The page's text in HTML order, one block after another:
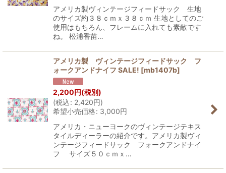
アメリカ製ヴィンテージフィードサック 生地
のサイズ約３８ｃｍｘ３８ｃｍ 生地としてのご
使用はもちろん、フレームに入れても素敵です
ね。 松浦香苗…
アメリカ製 ヴィンテージフィードサック フ
ォークアンドナイフ SALE! [mb1407b]
2,200円(税別)
(税込: 2,420円)
希望小売価格: 3,000円
アメリカ・ニューヨークのヴィンテージテキス
タイルディーラーの紹介です。アメリカ製ヴィ
ンテージフィードサック フォークアンドナイ
フ サイズ５０ｃｍｘ…